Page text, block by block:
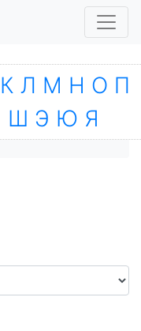
К Л М Н О П
Ш Э Ю Я